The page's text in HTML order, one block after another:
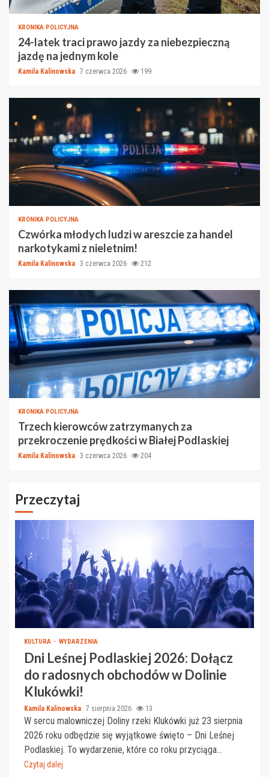
KRONIKA POLICYJNA
24-latek traci prawo jazdy za niebezpieczną
jazdę na jednym kole
Kamila Kalinowska 7 czerwca 2026 199
KRONIKA POLICYJNA
Czwórka młodych ludzi w areszcie za handel
narkotykami z nieletnim!
Kamila Kalinowska 3 czerwca 2026 212
KRONIKA POLICYJNA
Trzech kierowców zatrzymanych za
przekroczenie prędkości w Białej Podlaskiej
Kamila Kalinowska 3 czerwca 2026 204
Przeczytaj
KULTURA WYDARZENIA
Dni Leśnej Podlaskiej 2026: Dołącz
do radosnych obchodów w Dolinie
Klukówki!
Kamila Kalinowska 7 sierpnia 2026 13
W sercu malowniczej Doliny rzeki Klukówki już 23 sierpnia
2026 roku odbędzie się wyjątkowe święto – Dni Leśnej
Podlaskiej. To wydarzenie, które co roku przyciąga...
Czytaj dalej